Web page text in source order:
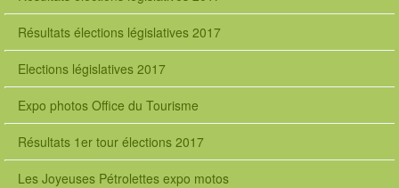
Résultats élections législatives 2017
Elections législatives 2017
Expo photos Office du Tourisme
Résultats 1er tour élections 2017
Les Joyeuses Pétrolettes expo motos